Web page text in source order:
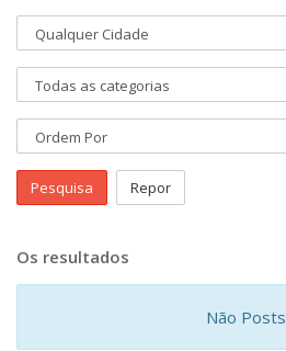
Pesquisa Repor
Os resultados
Não Posts